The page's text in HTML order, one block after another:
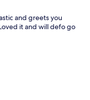
and greets you
it and will defo go